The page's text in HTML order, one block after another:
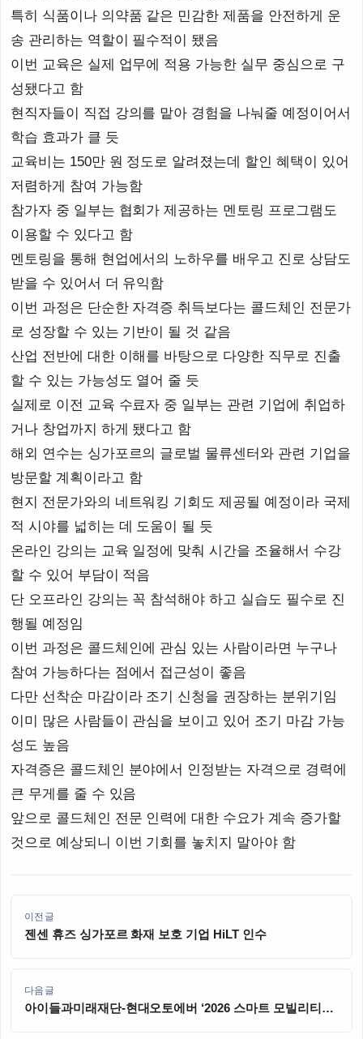
특히 식품이나 의약품 같은 민감한 제품을 안전하게 운
송 관리하는 역할이 필수적이 됐음
이번 교육은 실제 업무에 적용 가능한 실무 중심으로 구
성됐다고 함
현직자들이 직접 강의를 맡아 경험을 나눠줄 예정이어서
학습 효과가 클 듯
교육비는 150만 원 정도로 알려졌는데 할인 혜택이 있어
저렴하게 참여 가능함
참가자 중 일부는 협회가 제공하는 멘토링 프로그램도
이용할 수 있다고 함
멘토링을 통해 현업에서의 노하우를 배우고 진로 상담도
받을 수 있어서 더 유익함
이번 과정은 단순한 자격증 취득보다는 콜드체인 전문가
로 성장할 수 있는 기반이 될 것 같음
산업 전반에 대한 이해를 바탕으로 다양한 직무로 진출
할 수 있는 가능성도 열어 줄 듯
실제로 이전 교육 수료자 중 일부는 관련 기업에 취업하
거나 창업까지 하게 됐다고 함
해외 연수는 싱가포르의 글로벌 물류센터와 관련 기업을
방문할 계획이라고 함
현지 전문가와의 네트워킹 기회도 제공될 예정이라 국제
적 시야를 넓히는 데 도움이 될 듯
온라인 강의는 교육 일정에 맞춰 시간을 조율해서 수강
할 수 있어 부담이 적음
단 오프라인 강의는 꼭 참석해야 하고 실습도 필수로 진
행될 예정임
이번 과정은 콜드체인에 관심 있는 사람이라면 누구나
참여 가능하다는 점에서 접근성이 좋음
다만 선착순 마감이라 조기 신청을 권장하는 분위기임
이미 많은 사람들이 관심을 보이고 있어 조기 마감 가능
성도 높음
자격증은 콜드체인 분야에서 인정받는 자격으로 경력에
큰 무게를 줄 수 있음
앞으로 콜드체인 전문 인력에 대한 수요가 계속 증가할
것으로 예상되니 이번 기회를 놓치지 말아야 함
이전글
젠센 휴즈 싱가포르 화재 보호 기업 HiLT 인수
다음글
아이들과미래재단-현대오토에버 ‘2026 스마트 모빌리티